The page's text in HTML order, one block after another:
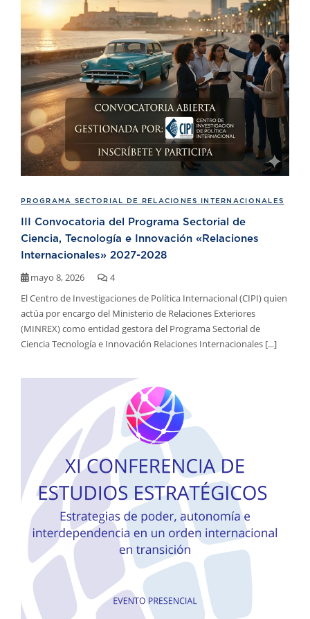
PROGRAMA SECTORIAL DE RELACIONES INTERNACIONALES
III Convocatoria del Programa Sectorial de
Ciencia, Tecnología e Innovación «Relaciones
Internacionales» 2027-2028
mayo 8, 2026
4
El Centro de Investigaciones de Política Internacional (CIPI) quien
actúa por encargo del Ministerio de Relaciones Exteriores
(MINREX) como entidad gestora del Programa Sectorial de
Ciencia Tecnología e Innovación Relaciones Internacionales [...]